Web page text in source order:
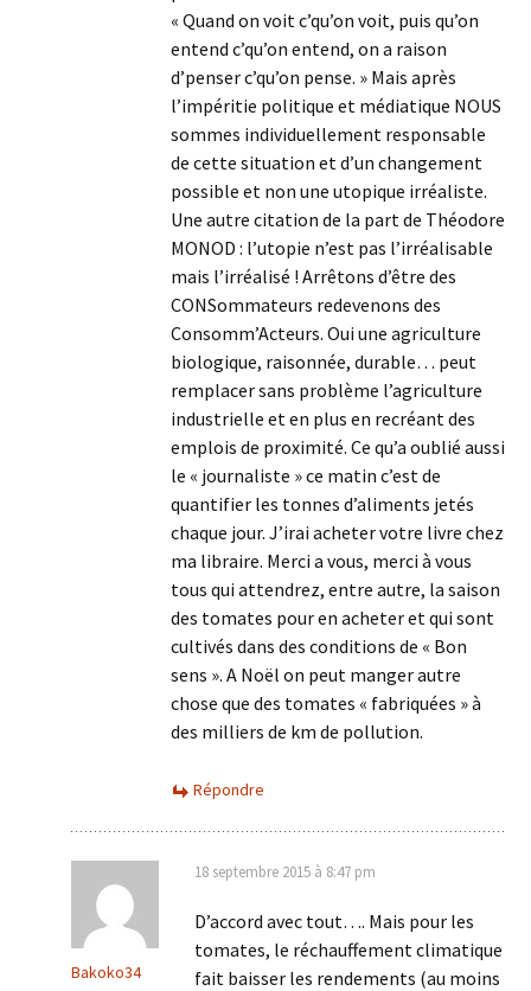
« Quand on voit c’qu’on voit, puis qu’on
entend c’qu’on entend, on a raison
d’penser c’qu’on pense. » Mais après
l’impéritie politique et médiatique NOUS
sommes individuellement responsable
de cette situation et d’un changement
possible et non une utopique irréaliste.
Une autre citation de la part de Théodore
MONOD : l’utopie n’est pas l’irréalisable
mais l’irréalisé ! Arrêtons d’être des
CONSommateurs redevenons des
Consomm’Acteurs. Oui une agriculture
biologique, raisonnée, durable… peut
remplacer sans problème l’agriculture
industrielle et en plus en recréant des
emplois de proximité. Ce qu’a oublié aussi
le « journaliste » ce matin c’est de
quantifier les tonnes d’aliments jetés
chaque jour. J’irai acheter votre livre chez
ma libraire. Merci a vous, merci à vous
tous qui attendrez, entre autre, la saison
des tomates pour en acheter et qui sont
cultivés dans des conditions de « Bon
sens ». A Noël on peut manger autre
chose que des tomates « fabriquées » à
des milliers de km de pollution.
Répondre
Bakoko34
18 septembre 2015 à 8:47 pm
D’accord avec tout…. Mais pour les
tomates, le réchauffement climatique
fait baisser les rendements (au moins